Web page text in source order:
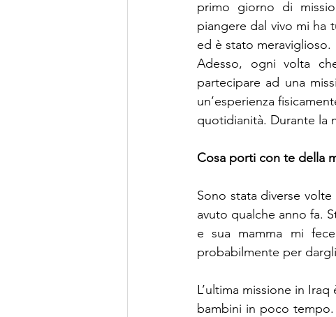
primo giorno di
piangere dal vivo mi ha
ed è stato meraviglioso.
Adesso, ogni volta
partecipare ad una
un’esperienza
quotidianità. Durante la
Cosa porti con te della
Sono stata diverse
avuto qualche anno fa.
e sua mamma mi
probabilmente per
L’ultima missione in
bambini in poco